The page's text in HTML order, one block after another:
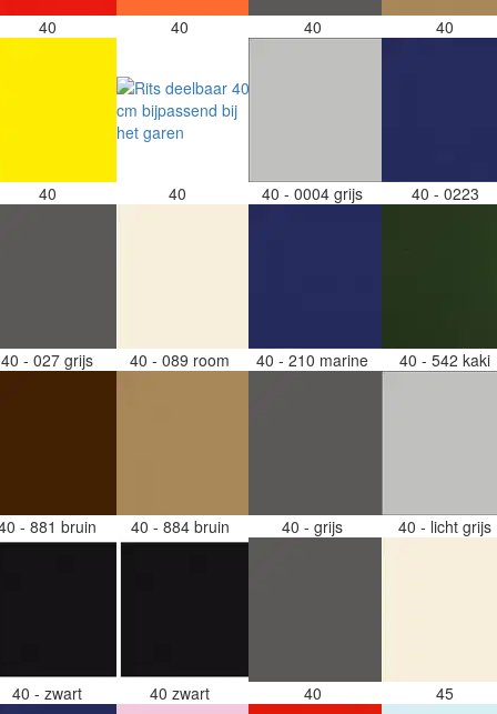
40 40 40 40
40 40 40 - 0004 grijs 40 - 0223
40 - 027 grijs 40 - 089 room 40 - 210 marine 40 - 542 kaki
- 881 bruin 40 - 884 bruin 40 - grijs 40 - licht grijs
40 - zwart 40 zwart 40 45